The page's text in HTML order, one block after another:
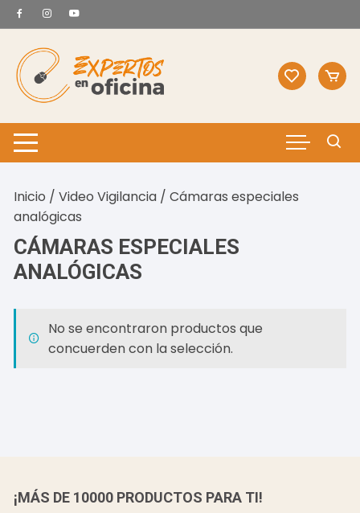
Saltar
al
contenido
Inicio /Video Vigilancia / Cámaras especiales
analógicas
CÁMARAS ESPECIALES
ANALÓGICAS
No se encontraron productos que
concuerden con la selección.
¡MÁS DE 10000 PRODUCTOS PARA TI!